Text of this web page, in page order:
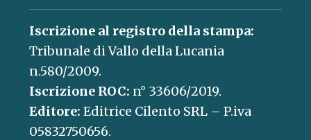
Iscrizione al registro della stampa:
Tribunale di Vallo della Lucania
n.580/2009.
Iscrizione ROC: n° 33606/2019.
Editore: Editrice Cilento SRL – P.iva
05832750656.